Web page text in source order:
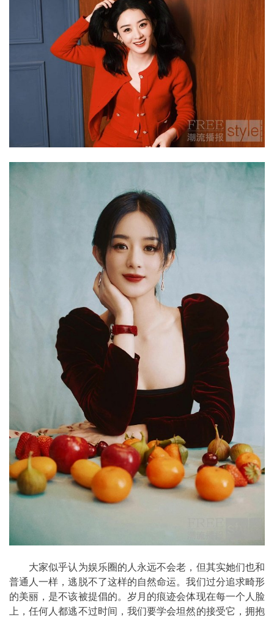
大家似乎认为娱乐圈的人永远不会老，但其实她们也和
普通人一样，逃脱不了这样的自然命运。我们过分追求畸形
的美丽，是不该被提倡的。岁月的痕迹会体现在每一个人脸
上，任何人都逃不过时间，我们要学会坦然的接受它，拥抱